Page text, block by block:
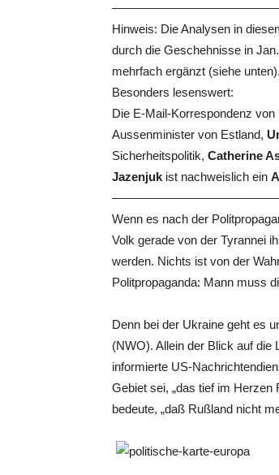
Hinweis: Die Analysen in
durch die Geschehnisse in
mehrfach ergänzt (siehe unten).
Besonders lesenswert:
Die E-Mail-Korrespondenz
Aussenminister von Estland,
Sicherheitspolitik, Catherine
Jazenjuk ist nachweislich ein
Wenn es nach der
Volk gerade von der Tyrannei
werden. Nichts ist von der
Politpropaganda: Mann muss
Denn bei der Ukraine geht es
(NWO). Allein der Blick auf die
informierte US-
Gebiet sei, „das tief im
bedeute, „daß Rußland nicht